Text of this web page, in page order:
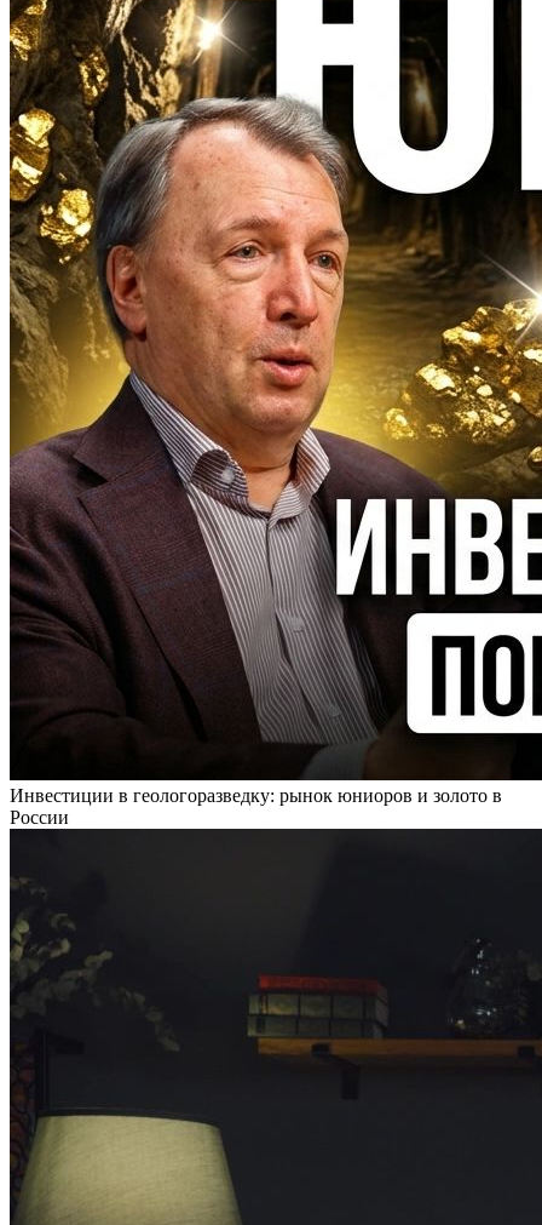
Инвестиции в геологоразведку: рынок юниоров и золото в
России